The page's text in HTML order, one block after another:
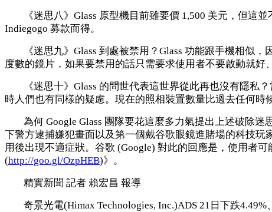
《迷思八》Glass 原型機目前雖要價 1,500 美元，但這
Indiegogo 募款而得。
《迷思九》Glass 到處被禁用？Glass 功能跟手機相似
度數的鏡片，如果要禁用的話只需要求使用者不要啟動就好
《迷思十》Glass 的問世代表這世界從此再也沒有隱
時人們也有同樣的疑慮。現在的照相裝置數量比過去任何時
為何 Google Glass 團隊要花這麼多力氣提出上述破除迷
下警方逮捕嫌犯畫面以及第一個戴谷歌眼鏡進賭場的科技
用後出現不適症狀。谷歌 (Google) 對此的回應是，使用者可
(http://goo.gl/OzpHEB)》。
精實新聞 記者 賴宏昌 報導
奇景光電(Himax Technologies, Inc.)ADS 21日下跌